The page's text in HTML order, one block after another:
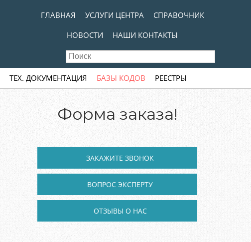
MENU
Skip to content
ГЛАВНАЯ УСЛУГИ ЦЕНТРА
СПРАВОЧНИК
НОВОСТИ
НАШИ КОНТАКТЫ
ТЕХ. ДОКУМЕНТАЦИЯ БАЗЫ КОДОВ РЕЕСТРЫ
Форма заказа!
ЗАКАЖИТЕ ЗВОНОК
ВОПРОС ЭКСПЕРТУ
ОТЗЫВЫ О НАС